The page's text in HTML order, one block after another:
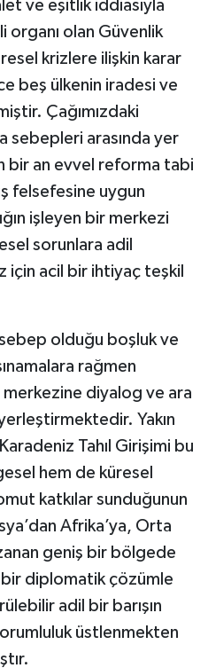
ve eşitlik iddiasıyla
organı olan Güvenlik
krizlere ilişkin karar
beş ülkenin iradesi ve
Çağımızdaki
sebepleri arasında yer
bir an evvel reforma tabi
felsefesine uygun
işleyen bir merkezi
sorunlara adil
acil bir ihtiyaç teşkil
sebep olduğu boşluk ve
rağmen
merkezine diyalog ve ara
Yakın
Tahıl Girişimi bu
hem de küresel
katkılar sunduğunun
Afrika’ya, Orta
geniş bir bölgede
bir diplomatik çözümle
adil bir barışın
üstlenmekten